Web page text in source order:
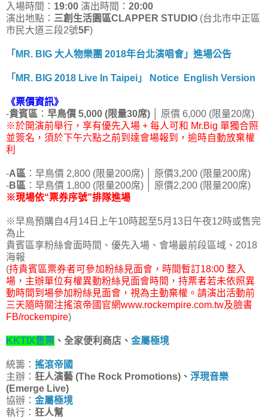
入場時間： 19:00 演出時間： 20:00
演出地點： 三創生活園區CLAPPER STUDIO (台北市中正區
市民大道三段2號5F)
「MR. BIG 大人物樂團 2018年台北演唱會」進場公告
「MR. BIG 2018 Live In Taipei」 Notice English Version
《票價資訊》
-貴賓區 ： 早鳥價 5,000 (限量30席)
│ 原價 6,000 (限量20席)
※於開演前舉行，享有優先入場 + 每人可和 Mr.Big 單獨合照
並簽名，須於下午六點之前到達會場報到，逾時自動放棄權
利
-A區 ：早鳥價 2,800 (限量200席) │ 原價3,200 (限量200席)
-B區 ：早鳥價 1,800 (限量200席) │ 原價2,200 (限量200席)
※現場依“票券序號”排隊進場
※早鳥預購自4月14日上午10時起至5月13日午夜12時或售完
為止
貴賓區享粉絲會面時間、優先入場、會場最前段區域、2018
海報
(持貴賓區票券者可參加粉絲見面會，時間暫訂18:00 整入
場，主辦單位有權異動粉絲見面會時間，持票者若未依照異
動時間到場參加粉絲見面會，視為主動棄權。請演出活動前
三天隨時關注搖滾帝國官網www.rockempire.com.tw及臉書
FB/rockempire)
KKTIX售票 、全家便利商店、 金屬極境
統籌： 搖滾帝國
主辦： 狂人演藝 (The Rock Promotions)、 浮現音樂
(Emerge Live)
協辦： 金屬極境
執行： 狂人幫